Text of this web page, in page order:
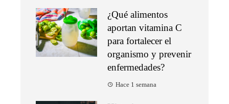
¿Qué alimentos
aportan vitamina C
para fortalecer el
organismo y prevenir
enfermedades?
Hace 1 semana